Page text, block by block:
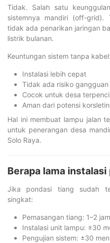
Tidak. Salah satu
sistemnya mandiri (off-grid).
tidak ada penarikan jaringan
listrik bulanan.
Keuntungan sistem tanpa kabel:
Instalasi lebih cepat
Tidak ada risiko gangguan
Cocok untuk desa
Aman dari potensi
Hal ini membuat lampu jalan
untuk penerangan desa
Solo Raya.
Berapa lama
Jika pondasi tiang sudah
singkat:
Pemasangan tiang: 1–2 jam
Instalasi unit lampu: ±30
Pengujian sistem: ±30